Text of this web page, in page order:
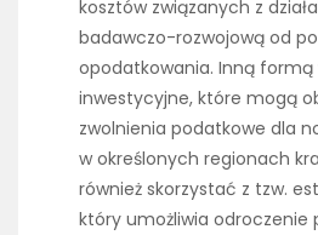
kosztów związanych z
badawczo-rozwojową od
opodatkowania. Inną formą
inwestycyjne, które mogą
zwolnienia podatkowe dla
w określonych regionach
również skorzystać z tzw.
który umożliwia odroczenie